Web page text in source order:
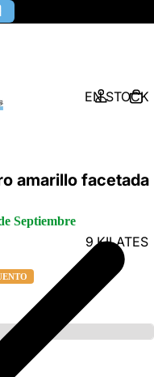
EN STOCK
9 KILATES
amarillo facetada
Septiembre